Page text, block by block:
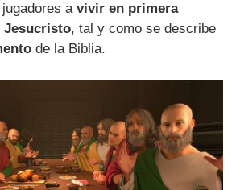
avivir en primera
Jesucristo, tal y como se describe
de la Biblia.